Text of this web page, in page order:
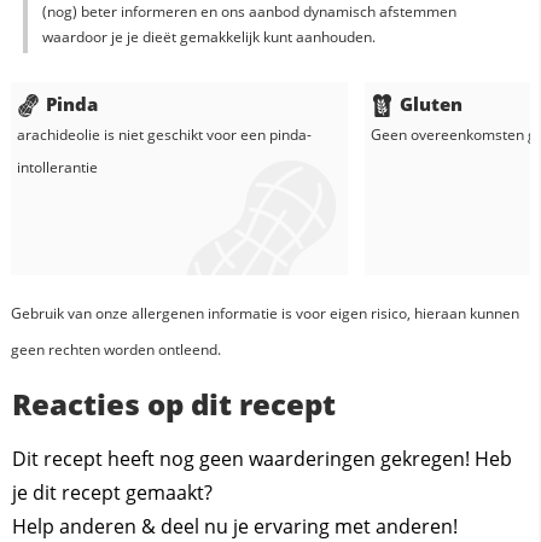
(nog) beter informeren en ons aanbod dynamisch afstemmen
waardoor je je dieët gemakkelijk kunt aanhouden.
Pinda
arachideolie is niet geschikt voor een pinda-
intollerantie
Gluten
Geen overeenkomsten
Gebruik van onze allergenen informatie is voor eigen risico, hieraan kunnen
geen rechten worden ontleend.
Reacties op dit recept
Dit recept heeft nog geen waarderingen gekregen! Heb
je dit recept gemaakt?
Help anderen & deel nu je ervaring met anderen!